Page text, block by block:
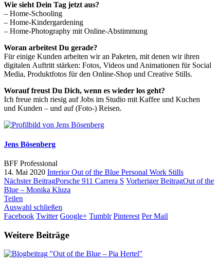
Wie sieht Dein Tag jetzt aus?
– Home-Schooling
– Home-Kindergardening
– Home-Photography mit Online-Abstimmung
Woran arbeitest Du gerade?
Für einige Kunden arbeiten wir an Paketen, mit denen wir ihren
digitalen Auftritt stärken: Fotos, Videos und Animationen für Social
Media, Produktfotos für den Online-Shop und Creative Stills.
Worauf freust Du Dich, wenn es wieder los geht?
Ich freue mich riesig auf Jobs im Studio mit Kaffee und Kuchen
und Kunden – und auf (Foto-) Reisen.
Jens Bösenberg
BFF Professional
14. Mai 2020 InteriorOut of the Blue Personal Work Stills
Nächster BeitragPorsche 911 Carrera S Vorheriger BeitragOut of the
Blue – Monika Kluza
Teilen
Auswahl schließen
Facebook Twitter Google+ Tumblr Pinterest Per Mail
Weitere Beiträge